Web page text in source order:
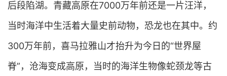
后段陷湖。青藏高原在7000万年前还是一片汪洋，
当时海洋中生活着大量史前动物，恐龙也在其中。约
300万年前，喜马拉雅山才抬升为今日的“世界屋
脊”，沧海变成高原，当时的海洋生物像蛇颈龙等古